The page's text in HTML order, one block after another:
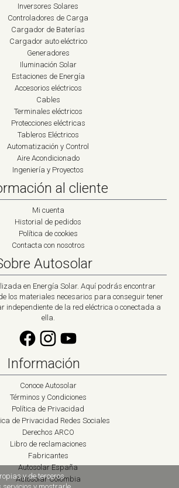
Inversores Solares
Controladores de Carga
Cargador de Baterías
Cargador auto eléctrico
Generadores
Iluminación Solar
Estaciones de Energía
Accesorios eléctricos
Cables
Terminales eléctricos
Protecciones eléctricas
Tableros Eléctricos
Automatización y Control
Aire Acondicionado
Ingeniería y Proyectos
al cliente
Mi cuenta
Historial de pedidos
Política de cookies
Contacta con nosotros
Autosolar
en Energía Solar. Aquí podrás encontrar
los materiales necesarios para conseguir tener
independiente de la red eléctrica o conectada a
ella.
Información
Conoce Autosolar
Términos y Condiciones
Política de Privacidad
de Privacidad Redes Sociales
Derechos ARCO
Libro de reclamaciones
Fabricantes
Autosolar España
Autosolar Colombia
y de terceros